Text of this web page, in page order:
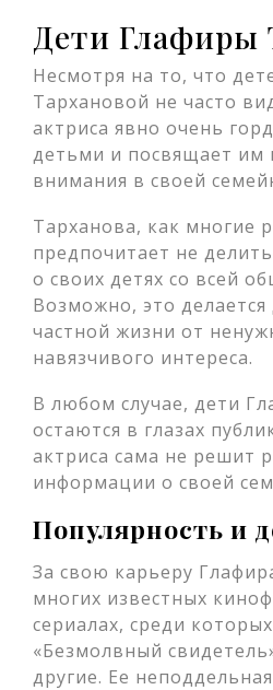
Дети Глафиры
Несмотря на то, что
Тархановой не часто
актриса явно очень
детьми и посвящает им
внимания в своей
Тарханова, как многие
предпочитает не
о своих детях со всей
Возможно, это
частной жизни от
навязчивого интереса.
В любом случае, дети
остаются в глазах
актриса сама не решит
информации о своей
Популярность и
За свою карьеру
многих известных
сериалах, среди
«Безмолвный
другие. Ее